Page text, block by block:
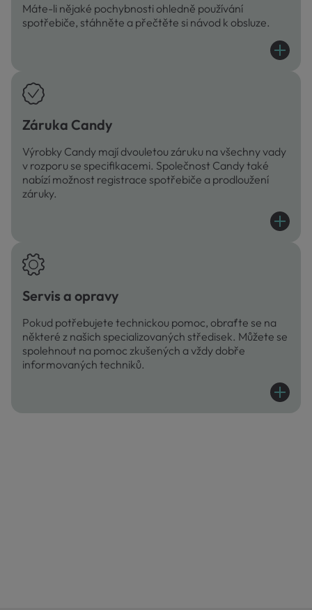
Máte-li nějaké pochybnosti ohledně používání
spotřebiče, stáhněte a přečtěte si návod k obsluze.
Záruka Candy
Výrobky Candy mají dvouletou záruku na všechny vady
v rozporu se specifikacemi. Společnost Candy také
nabízí možnost registrace spotřebiče a prodloužení
záruky.
Servis a opravy
Pokud potřebujete technickou pomoc, obraťte se na
některé z našich specializovaných středisek. Můžete se
spolehnout na pomoc zkušených a vždy dobře
informovaných techniků.